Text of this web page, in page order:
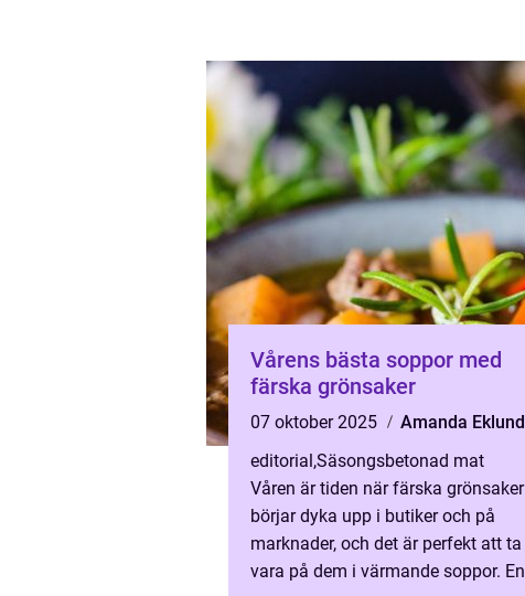
Vårens bästa soppor med
färska grönsaker
07 oktober 2025
Amanda Eklund
editorial,Säsongsbetonad mat
Våren är tiden när färska grönsaker
börjar dyka upp i butiker och på
marknader, och det är perfekt att ta
vara på dem i värmande soppor. En